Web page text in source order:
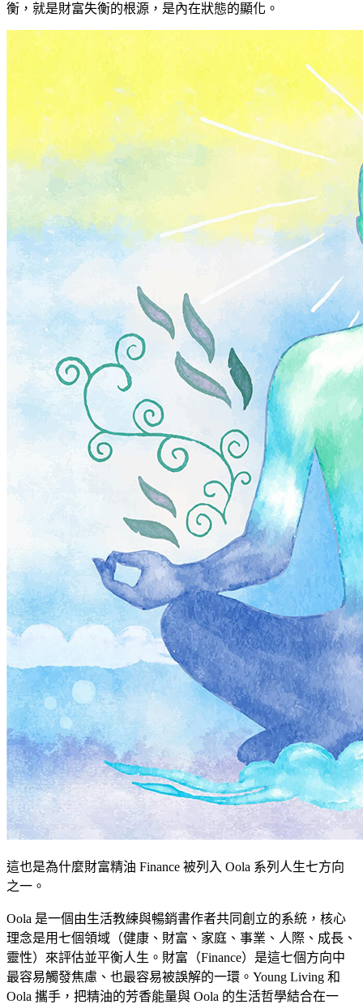
衡，就是財富失衡的根源，是內在狀態的顯化。
這也是為什麼財富精油 Finance 被列入 Oola 系列人生七方向
之一。
Oola 是一個由生活教練與暢銷書作者共同創立的系統，核心
理念是用七個領域（健康、財富、家庭、事業、人際、成長、
靈性）來評估並平衡人生。財富（Finance）是這七個方向中
最容易觸發焦慮、也最容易被誤解的一環。Young Living 和
Oola 攜手，把精油的芳香能量與 Oola 的生活哲學結合在一